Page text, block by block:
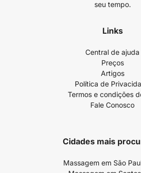
seu tempo.
Links
Central de ajuda
Preços
Artigos
Política de
Termos e condições
Fale Conosco
Cidades mais
Massagem em São